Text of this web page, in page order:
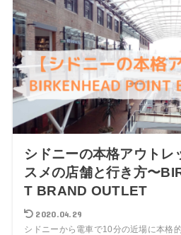
シドニーの本格アウトレ
スメの店舗と行き方〜
T BRAND OUTLET
2020.04.29
シドニーから電車で10分の近場に本格